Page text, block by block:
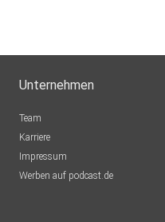
Unternehmen
Team
Karriere
Impressum
Werben auf podcast.de